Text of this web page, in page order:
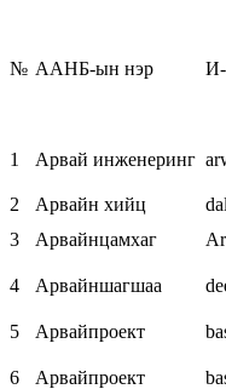
№ ААНБ-ын нэр
1 Арвай инженеринг
2 Арвайн хийц
3
Арвайнцамхаг
4 Арвайншагшаа
5 Арвайпроект
6 Арвайпроект